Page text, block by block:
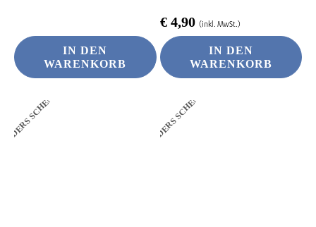
IN DEN
WARENKORB
€4,90 (inkl. MwSt.)
IN DEN
WARENKORB
ANDERS SCHENKEN ANDERS SCHENKEN